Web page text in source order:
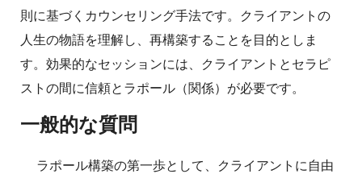
則に基づくカウンセリング手法です。クライアントの
人生の物語を理解し、再構築することを目的としま
す。効果的なセッションには、クライアントとセラピ
ストの間に信頼とラポール（関係）が必要です。
一般的な質問
ラポール構築の第一歩として、クライアントに自由